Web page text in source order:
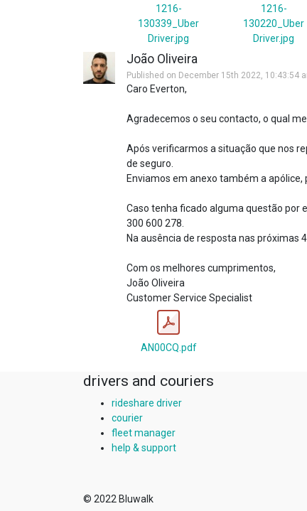
1216-
130339_Uber
Driver.jpg
1216-
130220_Uber
Driver.jpg
João Oliveira
Published on December 15th 2022, 10:43:54
Caro Everton,
Agradecemos o seu contacto, o qual
Após verificarmos a situação que nos
de seguro.
Enviamos em anexo também a apólice,
Caso tenha ficado alguma questão por
300 600 278.
Na ausência de resposta nas próximas
Com os melhores cumprimentos,
João Oliveira
Customer Service Specialist
AN00CQ.pdf
drivers and couriers
rideshare driver
courier
fleet manager
help & support
© 2022 Bluwalk